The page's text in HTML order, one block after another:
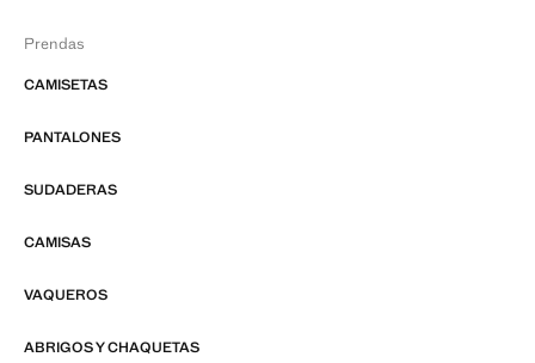
Prendas
CAMISETAS
PANTALONES
SUDADERAS
CAMISAS
VAQUEROS
ABRIGOS Y CHAQUETAS